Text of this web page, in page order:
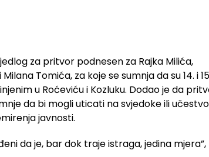
za pritvor podnesen za Rajka Milića,
Tomića, za koje se sumnja da su 14. i
u Roćeviću i Kozluku. Dodao je da
da bi mogli uticati na svjedoke ili
javnosti.
da je, bar dok traje istraga, jedina mjera”,